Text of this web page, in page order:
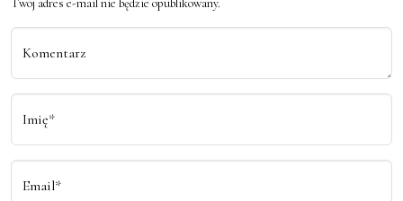
Twój adres e-mail nie będzie opublikowany.
Komentarz
Imię*
Email*